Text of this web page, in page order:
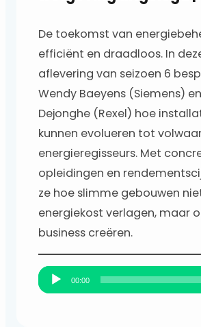
installateurs
De toekomst van
efficiënt en draadloos. In
aflevering van seizoen 6
Wendy Baeyens (Siemens)
Dejonghe (Rexel) hoe
kunnen evolueren tot
energieregisseurs. Met
opleidingen en
ze hoe slimme gebouwen
energiekost verlagen, maar
business creëren.
A
u
00:00